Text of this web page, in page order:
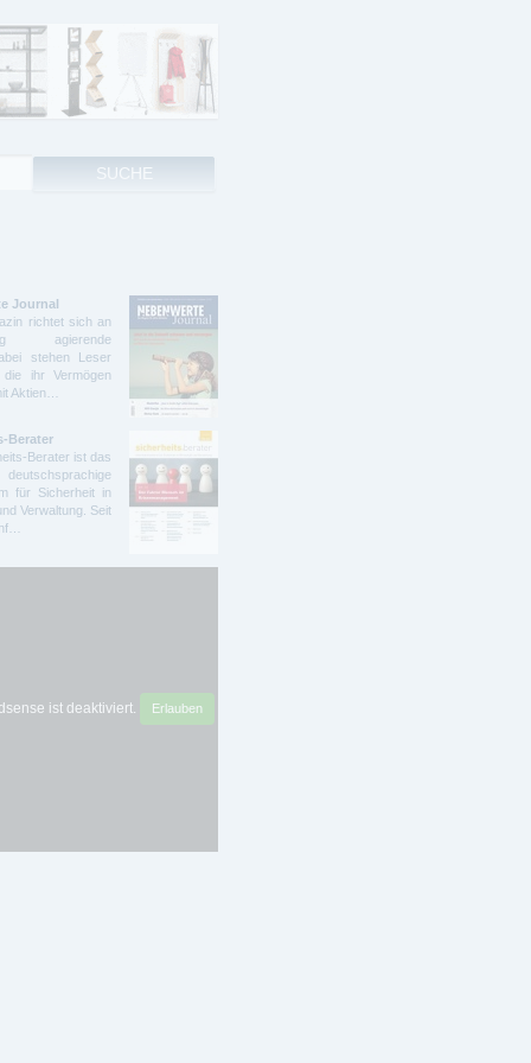
Journal
richtet sich an
agierende
stehen Leser
ihr Vermögen
Aktien…
Berater
Berater ist das
für Sicherheit in
Verwaltung. Seit
ist deaktiviert. Erlauben